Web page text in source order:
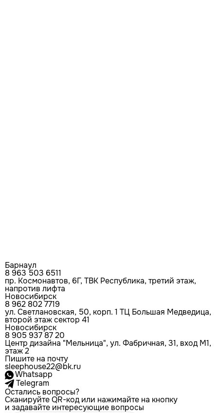
Барнаул
8 963 503 6511
пр. Космонавтов, 6Г, ТВК Республика, третий этаж,
напротив лифта
Новосибирск
8 962 802 7719
ул. Светлановская, 50, корп. 1 ТЦ Большая Медведица,
второй этаж сектор 41
Новосибирск
8 905 937 87 20
Центр дизайна "Мельница", ул. Фабричная, 31, вход М1,
этаж 2
Пишите на почту
sleephouse22@bk.ru
Whatsapp
Telegram
Остались вопросы?
Сканируйте QR-код или нажимайте на кнопку
и задавайте интересующие вопросы